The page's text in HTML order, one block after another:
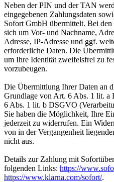
Neben der PIN und der TAN
eingegebenen Zahlungsdaten
Sofort GmbH übermittelt. Bei den
sich um Vor- und Nachname,
Adresse, IP-Adresse und ggf.
erforderliche Daten. Die
um Ihre Identität zweifelsfrei zu
vorzubeugen.
Die Übermittlung Ihrer Daten an
Grundlage von Art. 6 Abs. 1 lit.
6 Abs. 1 lit. b DSGVO
Sie haben die Möglichkeit, Ihre
jederzeit zu widerrufen. Ein
von in der Vergangenheit
nicht aus.
Details zur Zahlung mit
folgenden Links: https://
https://www.klarna.com/sofort/.